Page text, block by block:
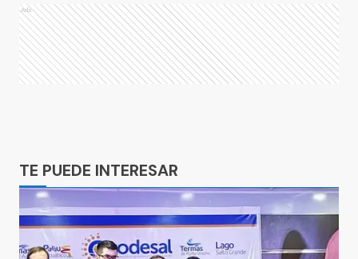
Ads
TE PUEDE INTERESAR